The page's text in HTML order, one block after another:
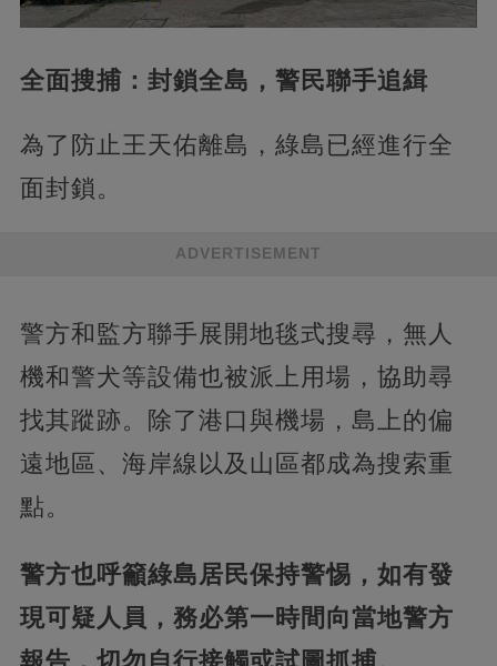
全面搜捕：封鎖全島，警民聯手追緝
為了防止王天佑離島，綠島已經進行全
面封鎖。
ADVERTISEMENT
警方和監方聯手展開地毯式搜尋，無人
機和警犬等設備也被派上用場，協助尋
找其蹤跡。除了港口與機場，島上的偏
遠地區、海岸線以及山區都成為搜索重
點。
警方也呼籲綠島居民保持警惕，如有發
現可疑人員，務必第一時間向當地警方